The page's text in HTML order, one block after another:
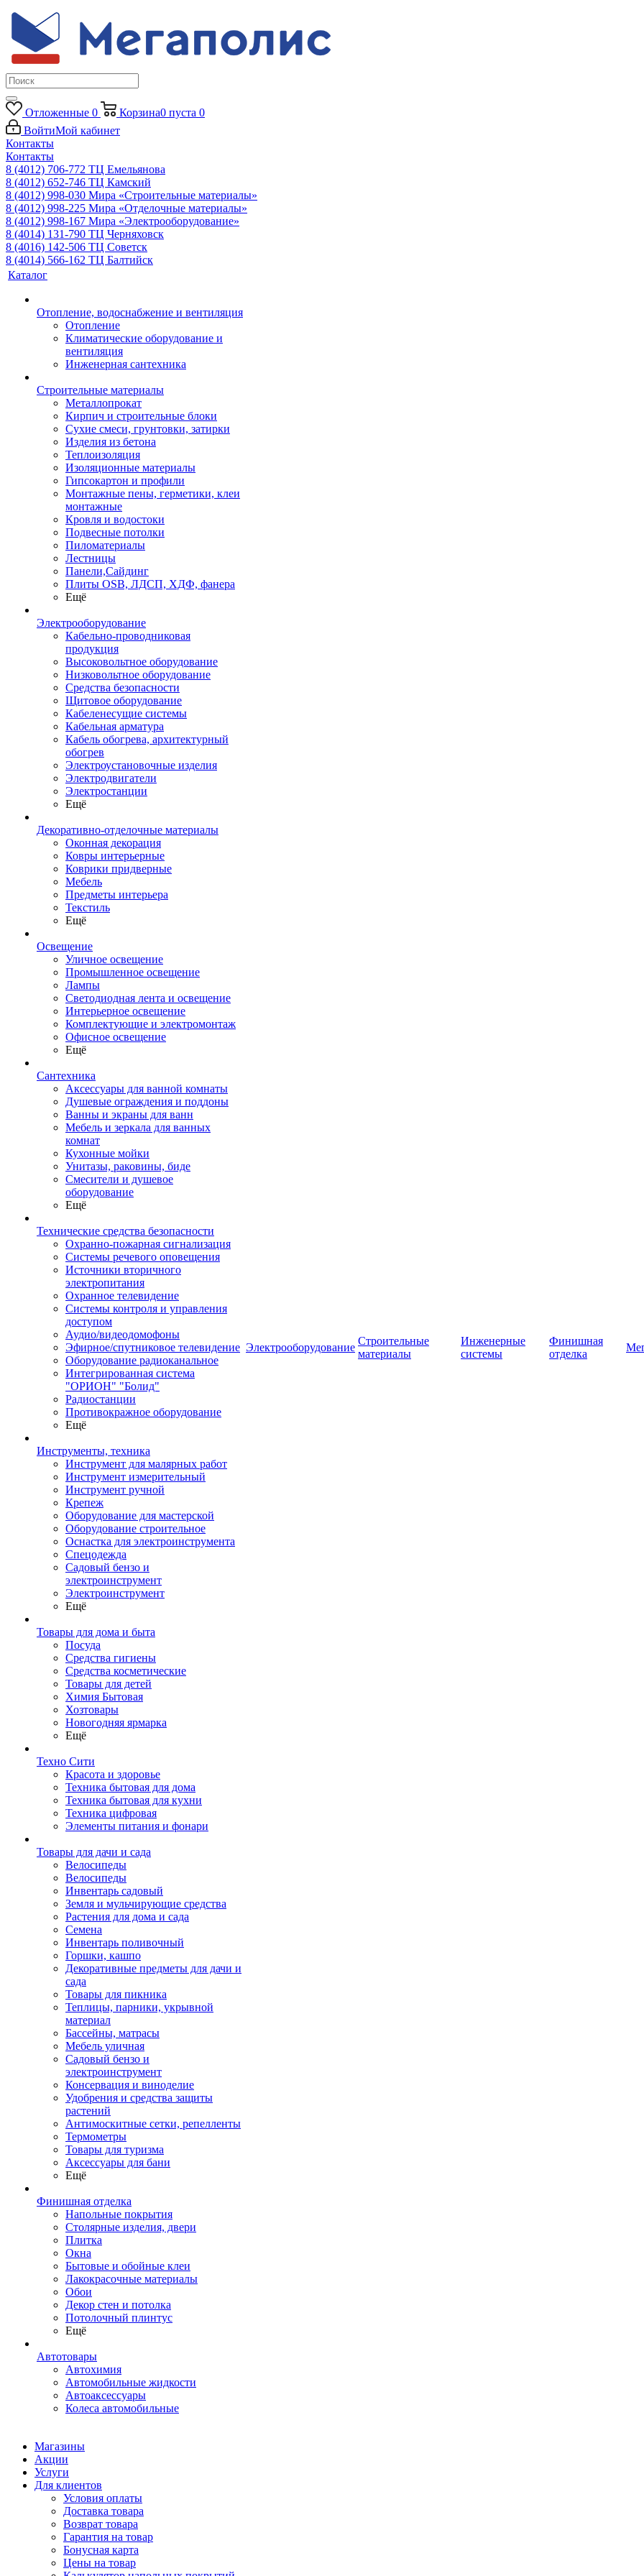
Отложенные 0 Корзина0 пуста 0
ВойтиМой кабинет
Контакты
Контакты
8 (4012) 706-772 ТЦ Емельянова
8 (4012) 652-746 ТЦ Камский
8 (4012) 998-030 Мира «Строительные материалы»
8 (4012) 998-225 Мира «Отделочные материалы»
8 (4012) 998-167 Мира «Электрооборудование»
8 (4014) 131-790 ТЦ Черняховск
8 (4016) 142-506 ТЦ Советск
8 (4014) 566-162 ТЦ Балтийск
Каталог
Отопление, водоснабжение и вентиляция
Отопление
Климатические оборудование и
вентиляция
Инженерная сантехника
Строительные материалы
Металлопрокат
Кирпич и строительные блоки
Сухие смеси, грунтовки, затирки
Изделия из бетона
Теплоизоляция
Изоляционные материалы
Гипсокартон и профили
Монтажные пены, герметики, клеи
монтажные
Кровля и водостоки
Подвесные потолки
Пиломатериалы
Лестницы
Панели,Сайдинг
Плиты OSB, ЛДСП, ХДФ, фанера
Ещё
Электрооборудование
Кабельно-проводниковая
продукция
Высоковольтное оборудование
Низковольтное оборудование
Средства безопасности
Щитовое оборудование
Кабеленесущие системы
Кабельная арматура
Кабель обогрева, архитектурный
обогрев
Электроустановочные изделия
Электродвигатели
Электростанции
Ещё
Декоративно-отделочные материалы
Оконная декорация
Ковры интерьерные
Коврики придверные
Мебель
Предметы интерьера
Текстиль
Ещё
Освещение
Уличное освещение
Промышленное освещение
Лампы
Светодиодная лента и освещение
Интерьерное освещение
Комплектующие и электромонтаж
Офисное освещение
Ещё
Сантехника
Аксессуары для ванной комнаты
Душевые ограждения и поддоны
Ванны и экраны для ванн
Мебель и зеркала для ванных
комнат
Кухонные мойки
Унитазы, раковины, биде
Смесители и душевое
оборудование
Ещё
Технические средства безопасности
Охранно-пожарная сигнализация
Системы речевого оповещения
Источники вторичного
электропитания
Охранное телевидение
Системы контроля и управления
доступом
Аудио/видеодомофоны
Эфирное/спутниковое телевидение
Оборудование радиоканальное
Интегрированная система
"ОРИОН" "Болид"
Радиостанции
Противокражное оборудование
Ещё
Инструменты, техника
Инструмент для малярных работ
Инструмент измерительный
Инструмент ручной
Крепеж
Оборудование для мастерской
Оборудование строительное
Оснастка для электроинструмента
Спецодежда
Садовый бензо и
электроинструмент
Электроинструмент
Ещё
Товары для дома и быта
Посуда
Средства гигиены
Средства косметические
Товары для детей
Химия Бытовая
Хозтовары
Новогодняя ярмарка
Ещё
Техно Сити
Красота и здоровье
Техника бытовая для дома
Техника бытовая для кухни
Техника цифровая
Элементы питания и фонари
Товары для дачи и сада
Велосипеды
Велосипеды
Инвентарь садовый
Земля и мульчирующие средства
Растения для дома и сада
Семена
Инвентарь поливочный
Горшки, кашпо
Декоративные предметы для дачи и
сада
Товары для пикника
Теплицы, парники, укрывной
материал
Бассейны, матрасы
Мебель уличная
Садовый бензо и
электроинструмент
Консервация и виноделие
Удобрения и средства защиты
растений
Антимоскитные сетки, репелленты
Термометры
Товары для туризма
Аксессуары для бани
Ещё
Финишная отделка
Напольные покрытия
Столярные изделия, двери
Плитка
Окна
Бытовые и обойные клеи
Лакокрасочные материалы
Обои
Декор стен и потолка
Потолочный плинтус
Ещё
Автотовары
Автохимия
Автомобильные жидкости
Автоаксессуары
Колеса автомобильные
Электрооборудование
Строительные
материалы
Инженерные
системы
Финишная
отделка
Магазины
Акции
Услуги
Для клиентов
Условия оплаты
Доставка товара
Возврат товара
Гарантия на товар
Бонусная карта
Цены на товар